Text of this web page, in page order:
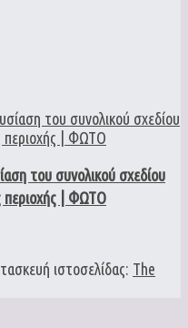
του συνολικού σχεδίου
περιοχής | ΦΩΤΟ
ιστοσελίδας: The